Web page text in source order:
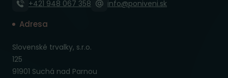
+421 948 067 358 info@poniveni.sk
Adresa
Slovenské trvalky, s.r.o.
125
91901 Suchá nad Parnou